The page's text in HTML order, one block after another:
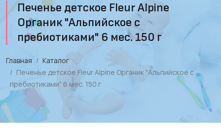
Печенье детское Fleur Alpine
Органик "Альпийское с
пребиотиками" 6 мес. 150 г
Главная
Каталог
Печенье детское Fleur Alpine Органик "Альпийское с
пребиотиками" 6 мес. 150 г